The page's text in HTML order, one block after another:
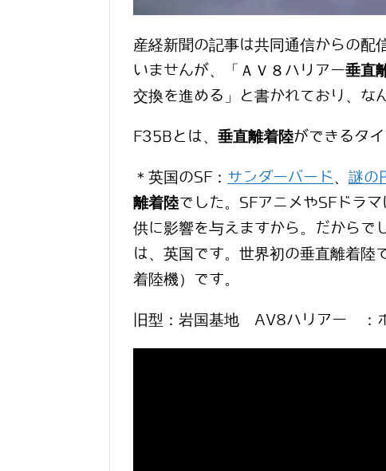
産経新聞の記事は共同通信からの配
いませんが、「ＡＶ８ハリアー垂直
交換を進める」と書かれており、な
F35Bとは、 垂直離着陸ができるタ
＊英国のSF： サンダーバード、 謎の
離着陸でした。SFアニメやSFドラ
供に影響を与えますから。だからで
は、英国です。世界初の垂直離着陸
着陸機）です。
旧型：岩国基地 AV8ハリアー ：